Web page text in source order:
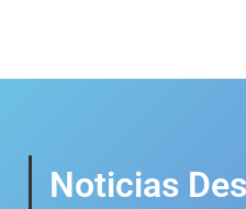
Noticias